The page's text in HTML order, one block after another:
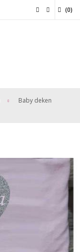
(0)
Baby deken